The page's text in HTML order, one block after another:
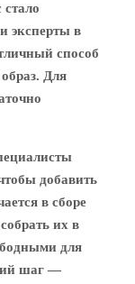
эксперты в
способ
Для
добавить
в сборе
их в
для
шаг —